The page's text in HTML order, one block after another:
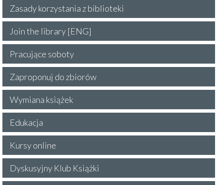
Zasady korzystania z biblioteki
Join the library [ENG]
Pracujące soboty
Zaproponuj do zbiorów
Wymiana książek
Edukacja
Kursy online
Dyskusyjny Klub Książki